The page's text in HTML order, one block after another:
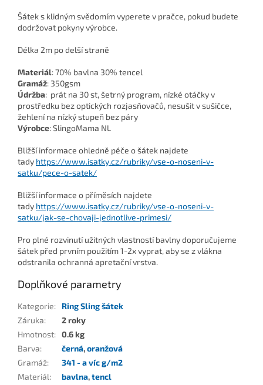
Šátek s klidným svědomím vyperete v pračce, pokud budete
dodržovat pokyny výrobce.
Délka 2m po delší straně
Materiál: 70% bavlna 30% tencel
Gramáž: 350gsm
Údržba: prát na 30 st, šetrný program, nízké otáčky v
prostředku bez optických rozjasňovačů, nesušit v sušičce,
žehlení na nízký stupeň bez páry
Výrobce: SlingoMama NL
Bližší informace ohledně péče o šátek najdete
tady https://www.isatky.cz/rubriky/vse-o-noseni-v-
satku/pece-o-satek/
Bližší informace o příměsích najdete
tady https://www.isatky.cz/rubriky/vse-o-noseni-v-
satku/jak-se-chovaji-jednotlive-primesi/
Pro plné rozvinutí užitných vlastností bavlny doporučujeme
šátek před prvním použitím 1-2x vyprat, aby se z vlákna
odstranila ochranná apretační vrstva.
Doplňkové parametry
Kategorie:
Ring Sling šátek
Záruka:
2 roky
Hmotnost: 0.6 kg
Barva: černá,oranžová
Gramáž:
341 - a víc g/m2
Materiál: bavlna,tencl